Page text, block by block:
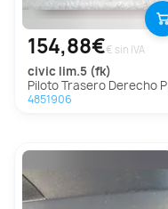
154,88€€ sin IVA
civic lim.5 (fk)
Piloto Trasero Derecho Para Honda Civic Lim.5
4851906